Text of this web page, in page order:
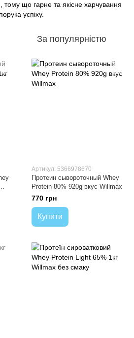
тому що гарне та якісне харчування
успіху.
За популярністю
Артикул: 5366978670
Протеин сывороточный Whey
Protein 80% 920g вкус Willmax
770 грн
Купити